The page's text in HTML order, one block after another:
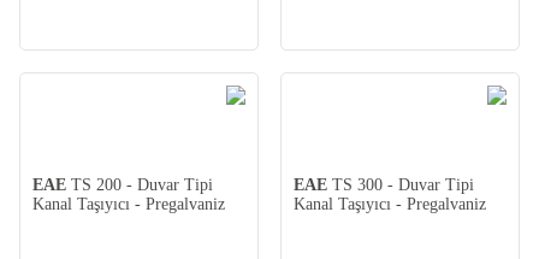
EAE TS 200 - Duvar Tipi
Kanal Taşıyıcı - Pregalvaniz
EAE TS 300 - Duvar Tipi
Kanal Taşıyıcı - Pregalvaniz